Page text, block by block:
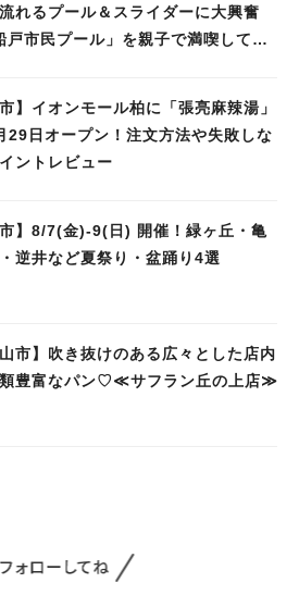
れるプール＆スライダーに大興奮
戸市民プール」を親子で満喫してき
市】イオンモール柏に「張亮麻辣湯」
29日オープン！注文方法や失敗しな
ントレビュー
市】8/7(金)‐9(日) 開催！緑ヶ丘・亀
逆井など夏祭り・盆踊り4選
山市】吹き抜けのある広々とした店内
豊富なパン♡≪サフラン丘の上店≫